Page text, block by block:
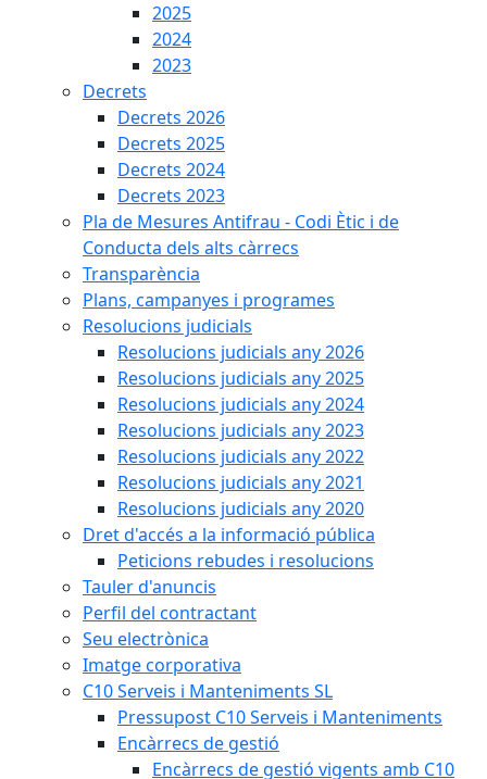
2025
2024
2023
Decrets
Decrets 2026
Decrets 2025
Decrets 2024
Decrets 2023
Pla de Mesures Antifrau - Codi Ètic i de
Conducta dels alts càrrecs
Transparència
Plans, campanyes i programes
Resolucions judicials
Resolucions judicials any 2026
Resolucions judicials any 2025
Resolucions judicials any 2024
Resolucions judicials any 2023
Resolucions judicials any 2022
Resolucions judicials any 2021
Resolucions judicials any 2020
Dret d'accés a la informació pública
Peticions rebudes i resolucions
Tauler d'anuncis
Perfil del contractant
Seu electrònica
Imatge corporativa
C10 Serveis i Manteniments SL
Pressupost C10 Serveis i Manteniments
Encàrrecs de gestió
Encàrrecs de gestió vigents amb C10